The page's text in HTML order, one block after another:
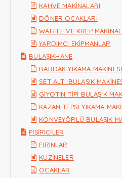
KAHVE MAKİNALARI
DÖNER OCAKLARI
WAFFLE VE KREP
YARDIMCI EKİPMANLAR
BULAŞIKHANE
BARDAK YIKAMA MAKİNESİ
SET ALTI BULAŞIK
GİYOTİN TİPİ BULAŞIK
KAZAN TEPSİ YIKAMA
KONVEYÖRLÜ BULAŞIK
PİŞİRİCİLER
FIRINLAR
KUZİNELER
OCAKLAR